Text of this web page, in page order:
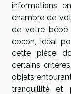
informations
chambre de
de votre bébé
cocon, idéal
cette pièce
certains
objets
tranquillité et